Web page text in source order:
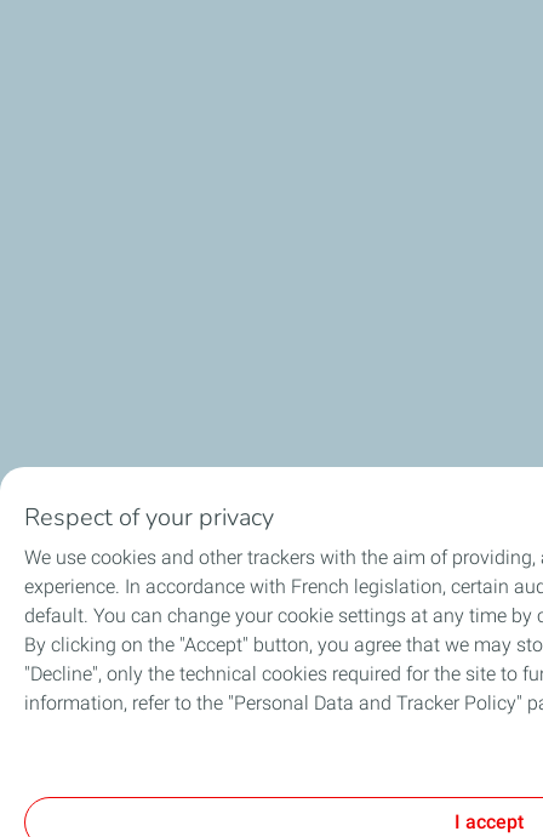
Respect of your privacy
We use cookies and other trackers with the aim of
experience. In accordance with French legislation, certain
default. You can change your cookie settings at any time
By clicking on the "Accept" button, you agree that we may
"Decline", only the technical cookies required for the site to
information, refer to the "Personal Data and Tracker Policy"
I accept